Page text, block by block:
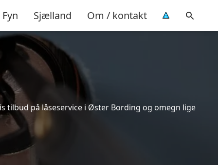
Fyn Sjælland Om / kontakt
tilbud på låseservice i Øster Bording og omegn lige